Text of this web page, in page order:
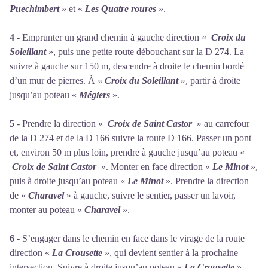
Puechimbert» et « Les Quatre roures ».
4 - Emprunter un grand chemin à gauche direction « Croix du
Soleillant», puis une petite route débouchant sur la D 274. La
suivre à gauche sur 150 m, descendre à droite le chemin bordé
d’un mur de pierres. À « Croix du Soleillant», partir à droite
jusqu’au poteau « Mégiers ».
5 - Prendre la direction « Croix de Saint Castor» au carrefour
de la D 274 et de la D 166 suivre la route D 166. Passer un pont
et, environ 50 m plus loin, prendre à gauche jusqu’au poteau «
Croix de Saint Castor ». Monter en face direction « Le Minot»,
puis à droite jusqu’au poteau « Le Minot». Prendre la direction
de « Charavel» à gauche, suivre le sentier, passer un lavoir,
monter au poteau « Charavel».
6 - S’engager dans le chemin en face dans le virage de la route
direction « La Crousette », qui devient sentier à la prochaine